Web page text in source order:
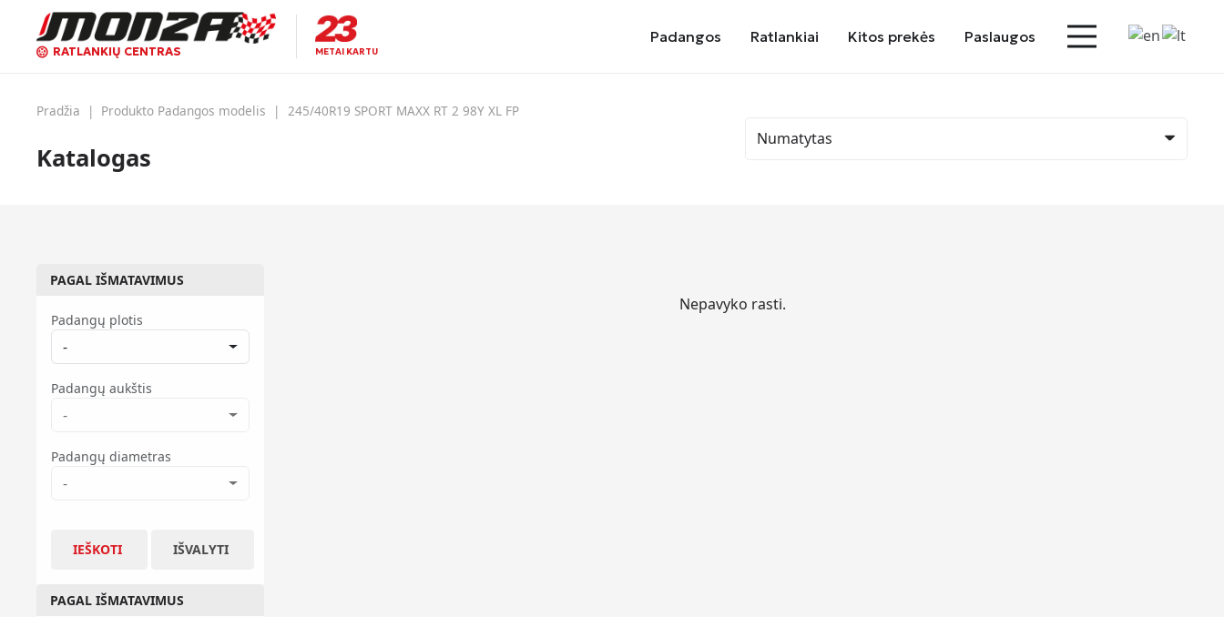
RATLANKIŲ CENTRAS METAI KARTU
Padangos Ratlankiai Kitos prekės Paslaugos
Pradžia | Produkto Padangos modelis | 245/40R19 SPORT MAXX RT 2 98Y XL FP
Katalogas
PAGAL IŠMATAVIMUS
Padangų plotis
-
Padangų aukštis
-
Padangų diametras
-
IEŠKOTI IŠVALYTI
PAGAL IŠMATAVIMUS
Nepavyko rasti.